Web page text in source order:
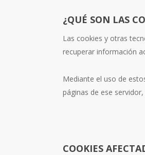
¿QUÉ SON LAS
Las cookies y otras
recuperar información
Mediante el uso de
páginas de ese
COOKIES